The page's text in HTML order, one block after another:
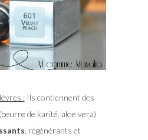
:Ils contiennent des
(beurre de karité, aloe vera)
, régénérants et